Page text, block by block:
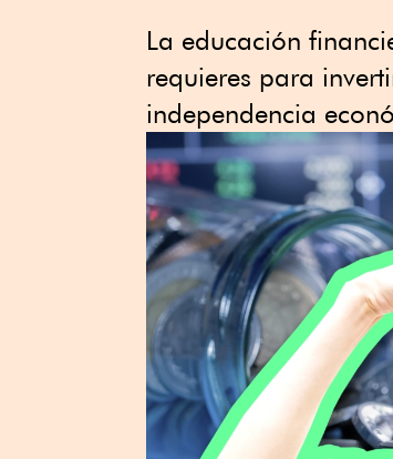
La educación
requieres para
independencia